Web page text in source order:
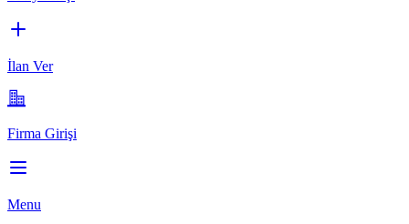
İlan Ver
Firma Girişi
Menu